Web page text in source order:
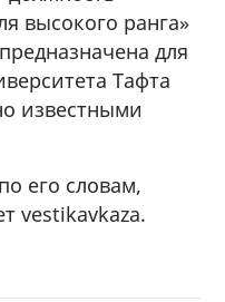
высокого ранга»
для
Тафта
известными
его словам,
vestikavkaza.